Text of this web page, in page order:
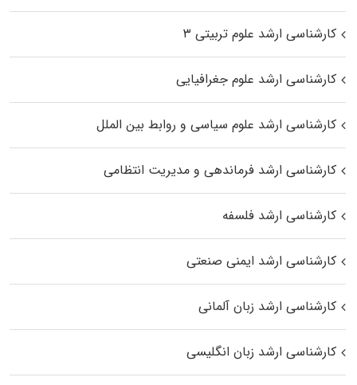
کارشناسی ارشد علوم تربیتی ۳
کارشناسی ارشد علوم جغرافیایی
کارشناسی ارشد علوم سیاسی و روابط بین الملل
کارشناسی ارشد فرماندهی و مدیریت انتظامی
کارشناسی ارشد فلسفه
کارشناسی ارشد ایمنی صنعتی
کارشناسی ارشد زبان آلمانی
کارشناسی ارشد زبان انگلیسی